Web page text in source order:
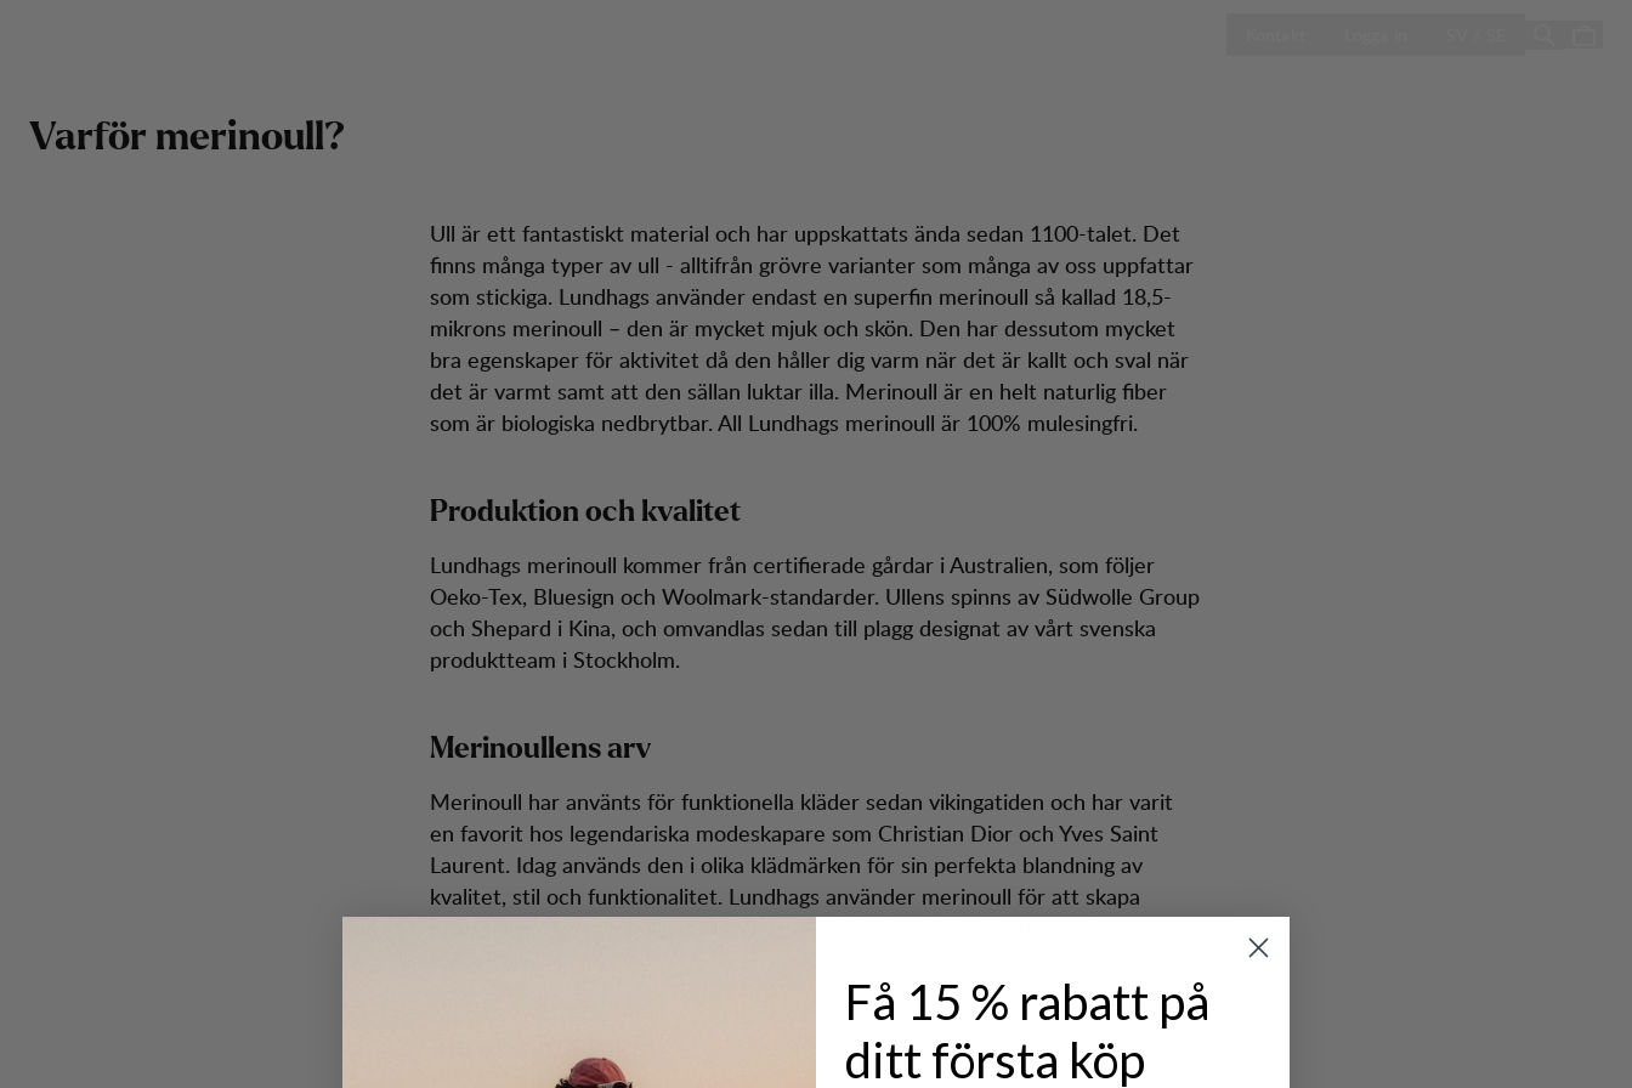
Varför merinoull?
Ull är ett fantastiskt material och har uppskattats ända sedan 1100-talet. Det
finns många typer av ull - alltifrån grövre varianter som många av oss uppfattar
som stickiga. Lundhags använder endast en superfin merinoull så kallad 18,5-
mikrons merinoull – den är mycket mjuk och skön. Den har dessutom mycket
bra egenskaper för aktivitet då den håller dig varm när det är kallt och sval när
det är varmt samt att den sällan luktar illa. Merinoull är en helt naturlig fiber
som är biologiska nedbrytbar. All Lundhags merinoull är 100% mulesingfri.
Produktion och kvalitet
Lundhags merinoull kommer från certifierade gårdar i Australien, som följer
Oeko-Tex, Bluesign och Woolmark-standarder. Ullens spinns av Südwolle Group
och Shepard i Kina, och omvandlas sedan till plagg designat av vårt svenska
produktteam i Stockholm.
Merinoullens arv
Merinoull har använts för funktionella kläder sedan vikingatiden och har varit
en favorit hos legendariska modeskapare som Christian Dior och Yves Saint
Laurent. Idag används den i olika klädmärken för sin perfekta blandning av
kvalitet, stil och funktionalitet. Lundhags använder merinoull för att skapa
mångsidiga kläder för alla möjliga äventyr, bekväma i alla säsonger och
Få 15 % rabatt på
ditt första köp